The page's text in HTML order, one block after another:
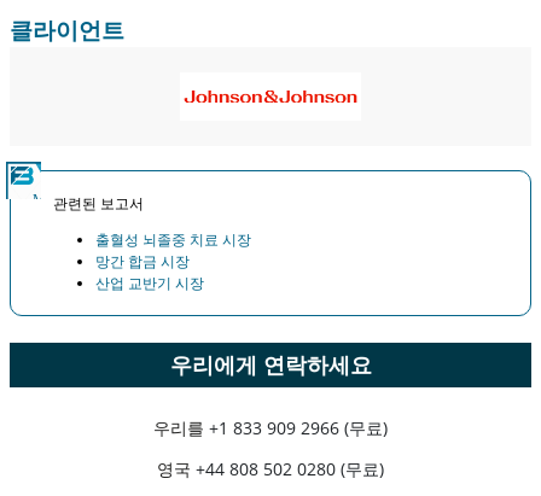
클라이언트
관련된 보고서
출혈성 뇌졸중 치료 시장
망간 합금 시장
산업 교반기 시장
우리에게 연락하세요
우리를 +1 833 909 2966 (무료)
영국 +44 808 502 0280 (무료)